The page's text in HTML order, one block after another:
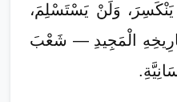
وَلَنْ يَسْتَسْلِمَ،
الْمَجِيدِ — شَعْبَ